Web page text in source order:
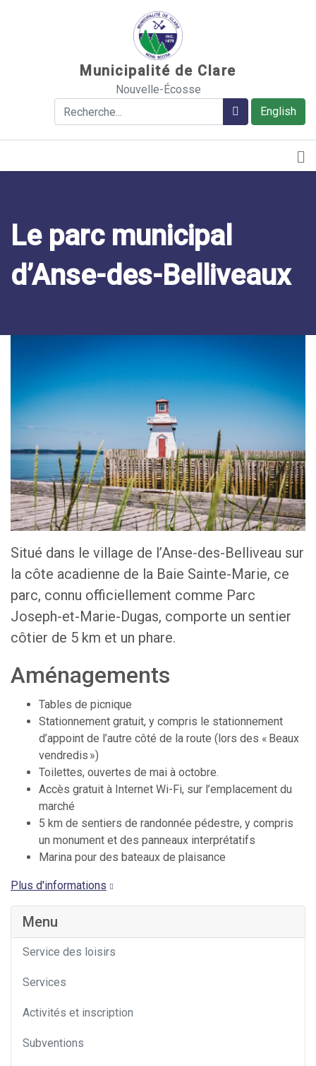
Municipalité de Clare
Nouvelle-Écosse
English
Rechercher Rechercher
Le parc municipal
d’Anse-des-Belliveaux
Situé dans le village de l’Anse-des-Belliveau sur
la côte acadienne de la Baie Sainte-Marie, ce
parc, connu officiellement comme Parc
Joseph-et-Marie-Dugas, comporte un sentier
côtier de 5 km et un phare.
Aménagements
Tables de picnique
Stationnement gratuit, y compris le stationnement
d’appoint de l’autre côté de la route (lors des « Beaux
vendredis »)
Toilettes, ouvertes de mai à octobre.
Accès gratuit à Internet Wi-Fi, sur l’emplacement du
marché
5 km de sentiers de randonnée pédestre, y compris
un monument et des panneaux interprétatifs
Marina pour des bateaux de plaisance
Plus d'informations
Menu
Service des loisirs
Services
Activités et inscription
Subventions